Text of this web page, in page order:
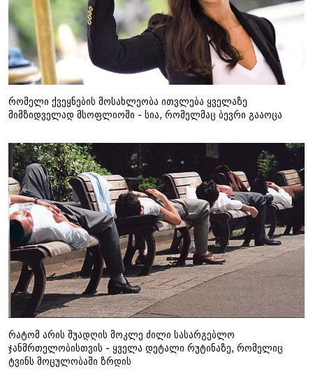
რომელი ქვეყნების მოსახლეობა ითვლება ყველაზე
მიმზიდველად მსოფლიოში - სია, რომელმაც ბევრი გააოცა
რატომ არის შუადღის მოკლე ძილი სასარგებლო
ჯანმრთელობისთვის - ყველა დეტალი რუტინაზე, რომელიც
ტვინს მოცულობაში ზრდის